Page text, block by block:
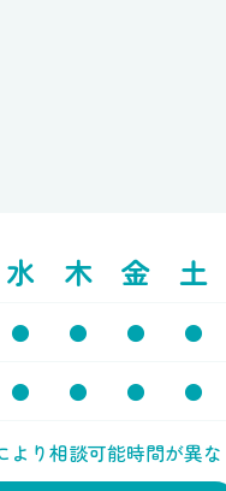
水 木 金 土
● ● ● ●
● ● ● ●
り相談可能時間が異